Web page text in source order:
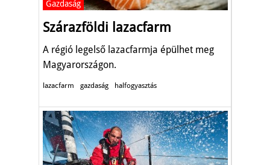
Gazdaság
Szárazföldi lazacfarm
A régió legelső lazacfarmja épülhet meg
Magyarországon.
lazacfarm gazdaság halfogyasztás